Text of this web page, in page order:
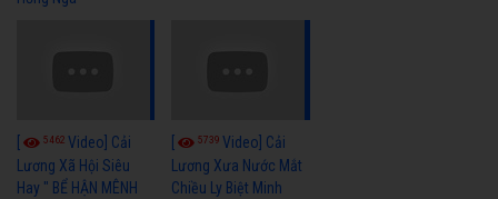
5462 Video] Cải
Lương Xã Hội Siêu
Hay " BỂ HẬN MÊNH
5739Video] Cải
Lương Xưa Nước Mắt
Chiều Ly Biệt Minh